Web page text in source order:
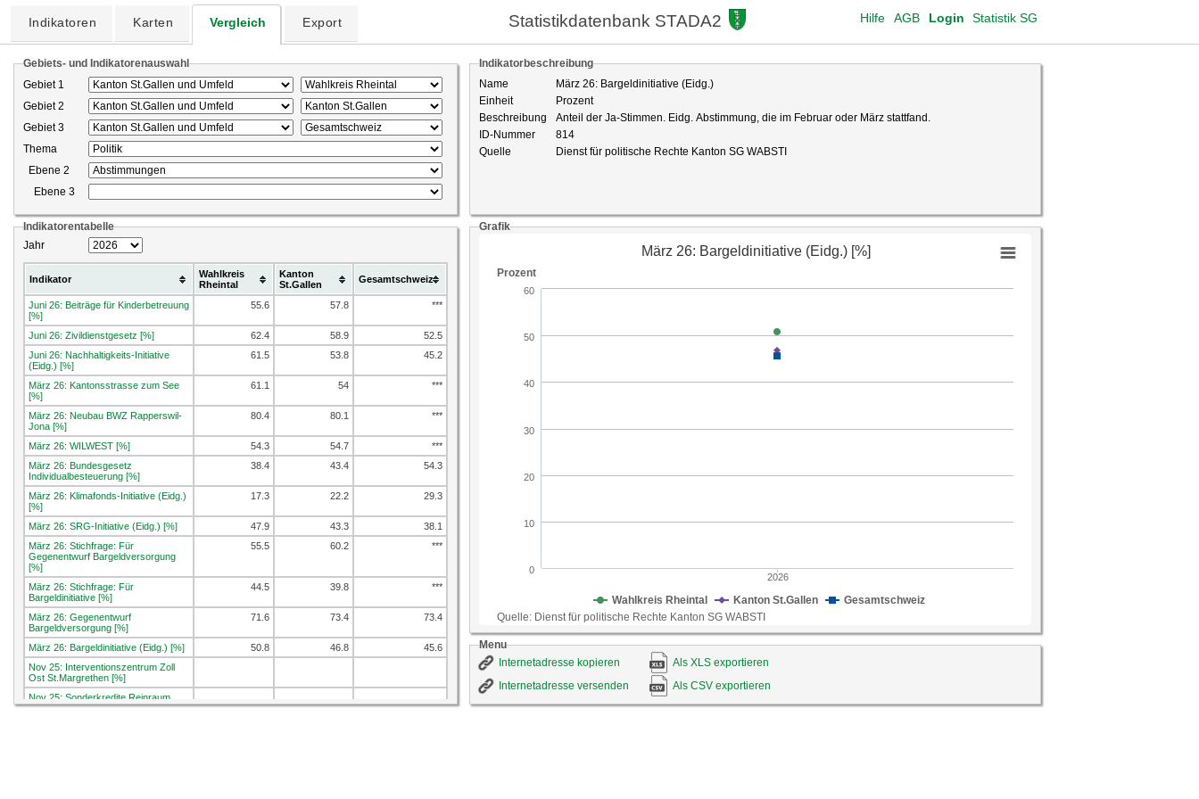
Indikatoren Karten Vergleich Export Statistikdatenbank STADA2 Login Statistik SG
AGB
Hilfe
Gebiets- und Indikatorenauswahl
Gebiet 1
Gebiet 2
Gebiet 3
Thema
Ebene 2
Ebene 3
Indikatorentabelle
Jahr
Indikator
Wahlkreis
Rheintal
Kanton
St.Gallen
Gesamtschweiz
Juni 26: Beiträge für Kinderbetreuung
[%]
55.6 57.8 ***
Juni 26: Zivildienstgesetz [%] 62.4 58.9
52.5
Juni 26: Nachhaltigkeits-Initiative
(Eidg.) [%]
61.5 53.8 45.2
März 26: Kantonsstrasse zum See
[%]
61.1 54 ***
März 26: Neubau BWZ Rapperswil-
Jona [%]
80.4 80.1 ***
März 26: WILWEST [%] 54.3 54.7
***
März 26: Bundesgesetz
Individualbesteuerung [%]
38.4 43.4 54.3
März 26: Klimafonds-Initiative (Eidg.)
[%]
17.3 22.2 29.3
März 26: SRG-Initiative (Eidg.) [%] 47.9 43.3
38.1
März 26: Stichfrage: Für
Gegenentwurf Bargeldversorgung
[%]
55.5 60.2 ***
März 26: Stichfrage: Für
Bargeldinitiative [%]
44.5 39.8 ***
März 26: Gegenentwurf
Bargeldversorgung [%]
71.6 73.4 73.4
März 26: Bargeldinitiative (Eidg.) [%] 50.8 46.8
45.6
Nov 25: Interventionszentrum Zoll
Ost St.Margrethen [%]
Nov 25: Sonderkredite Reinraum
Campus Buchs [%]
Indikatorbeschreibung
Name
März 26: Bargeldinitiative (Eidg.)
Einheit
Prozent
Beschreibung
Anteil der Ja-Stimmen. Eidg. Abstimmung, die im Februar oder März stattfand.
ID-Nummer
814
Quelle
Dienst für politische Rechte Kanton SG WABSTI
Grafik
Menu
Internetadresse kopieren
Als XLS exportieren
Internetadresse versenden
Als CSV exportieren